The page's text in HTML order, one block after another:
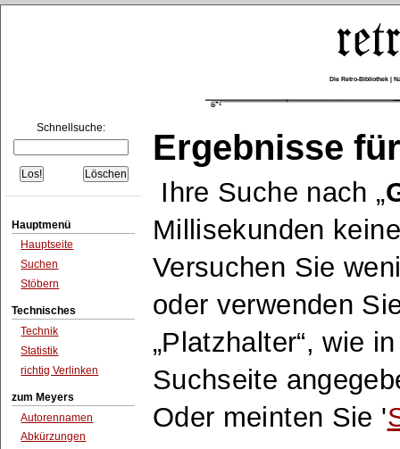
Die Retro-Bibliothek |
Schnellsuche:
Hauptmenü
Hauptseite
Suchen
Stöbern
Technisches
Technik
Statistik
richtig Verlinken
zum Meyers
Autorennamen
Abkürzungen
Ergebnisse
Ihre Suche nach
Millisekunden
Versuchen Sie
oder verwenden
Platzhalter , wie
Suchseite
Oder meinten Sie '